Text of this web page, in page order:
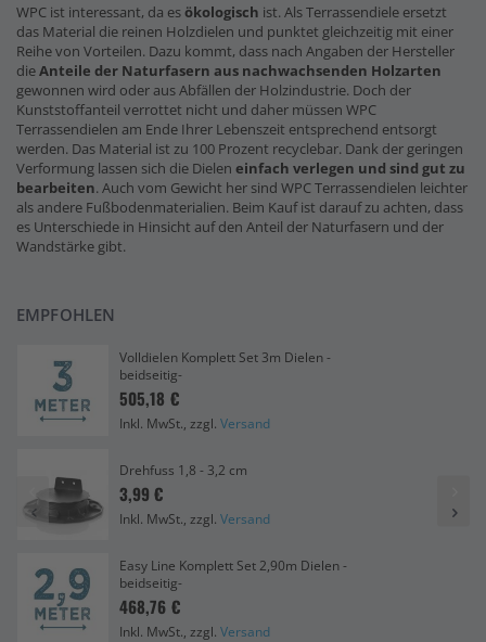
WPC ist interessant, da esökologisch ist. Als Terrassendiele ersetzt
das Material die reinen Holzdielen und punktet gleichzeitig mit einer
Reihe von Vorteilen. Dazu kommt, dass nach Angaben der Hersteller
dieAnteile der Naturfasern aus nachwachsenden Holzarten
gewonnen wird oder aus Abfällen der Holzindustrie. Doch der
Kunststoffanteil verrottet nicht und daher müssen WPC
Terrassendielen am Ende Ihrer Lebenszeit entsprechend entsorgt
werden. Das Material ist zu 100 Prozent recyclebar. Dank der geringen
Verformung lassen sich die Dielen einfach verlegen und sind gut zu
bearbeiten. Auch vom Gewicht her sind WPC Terrassendielen leichter
als andere Fußbodenmaterialien. Beim Kauf ist darauf zu achten, dass
es Unterschiede in Hinsicht auf den Anteil der Naturfasern und der
Wandstärke gibt.
EMPFOHLEN
Volldielen Komplett Set 3m Dielen -
beidseitig-
505,18 €
Inkl. MwSt., zzgl. Versand
Drehfuss 1,8 - 3,2 cm
3,99 €
Inkl. MwSt., zzgl. Versand
Easy Line Komplett Set 2,90m Dielen -
beidseitig-
468,76 €
Inkl. MwSt., zzgl. Versand